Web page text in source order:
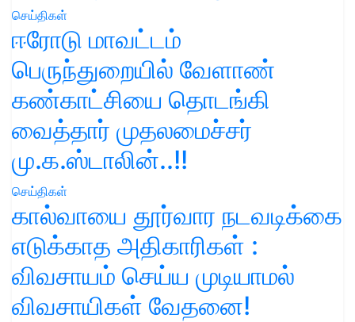
செய்திகள்
ஈரோடு மாவட்டம்
பெருந்துறையில் வேளாண்
கண்காட்சியை தொடங்கி
வைத்தார் முதலமைச்சர்
மு.க.ஸ்டாலின்..!!
செய்திகள்
கால்வாயை தூர்வார நடவடிக்கை
எடுக்காத அதிகாரிகள் :
விவசாயம் செய்ய முடியாமல்
விவசாயிகள் வேதனை!